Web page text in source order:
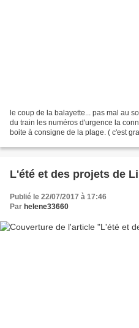
le coup de la balayette... pas mal au
du train les numéros d'urgence la
boite à consigne de la plage. ( c'est
L'été et
Publié le 22/07/2017 à 17:46
Par helene33660